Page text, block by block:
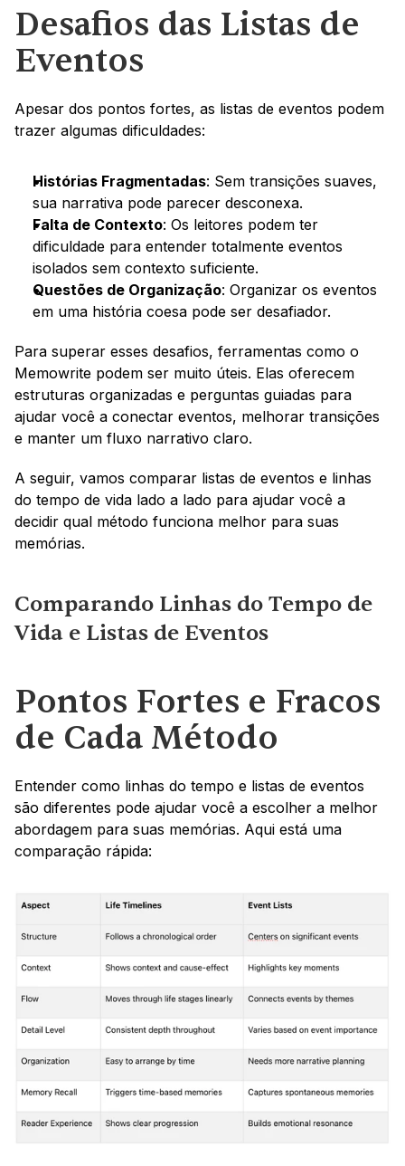
Desafios das Listas de
Eventos
Apesar dos pontos fortes, as listas de eventos podem
trazer algumas dificuldades:
Histórias Fragmentadas: Sem transições suaves,
sua narrativa pode parecer desconexa.
Falta de Contexto: Os leitores podem ter
dificuldade para entender totalmente eventos
isolados sem contexto suficiente.
Questões de Organização: Organizar os eventos
em uma história coesa pode ser desafiador.
Para superar esses desafios, ferramentas como o
Memowrite podem ser muito úteis. Elas oferecem
estruturas organizadas e perguntas guiadas para
ajudar você a conectar eventos, melhorar transições
e manter um fluxo narrativo claro.
A seguir, vamos comparar listas de eventos e linhas
do tempo de vida lado a lado para ajudar você a
decidir qual método funciona melhor para suas
memórias.
Comparando Linhas do Tempo de
Vida e Listas de Eventos
Pontos Fortes e Fracos
de Cada Método
Entender como linhas do tempo e listas de eventos
são diferentes pode ajudar você a escolher a melhor
abordagem para suas memórias. Aqui está uma
comparação rápida: